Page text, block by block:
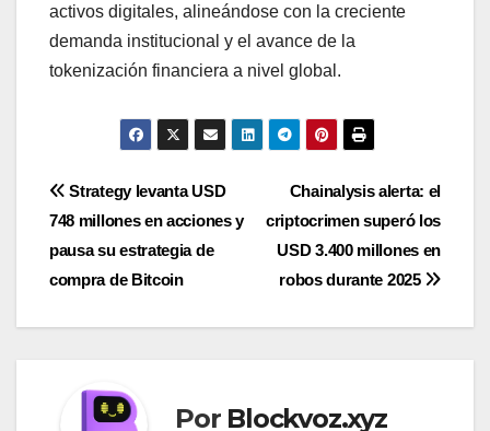
activos digitales, alineándose con la creciente
demanda institucional y el avance de la
tokenización financiera a nivel global.
Navegación
de
entradas
Chainalysis alerta: el
criptocrimen superó los
USD 3.400 millones en
robos durante 2025
Strategy levanta USD
748 millones en acciones y
pausa su estrategia de
compra de Bitcoin
Por Blockvoz.xyz